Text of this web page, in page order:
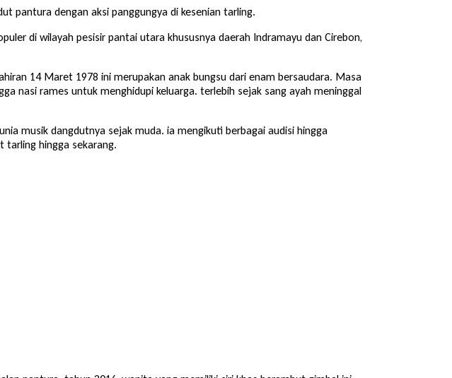
pantura dengan aksi panggungya di kesenian tarling.
di wilayah pesisir pantai utara khususnya daerah Indramayu dan Cirebon,
14 Maret 1978 ini merupakan anak bungsu dari enam bersaudara. Masa
nasi rames untuk menghidupi keluarga. terlebih sejak sang ayah meninggal
musik dangdutnya sejak muda. ia mengikuti berbagai audisi hingga
tarling hingga sekarang.